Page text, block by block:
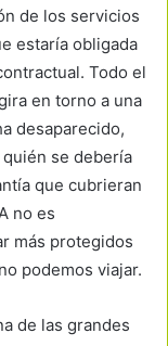
de los servicios
estaría obligada
Todo el
en torno a una
desaparecido,
se debería
que cubrieran
no es
más protegidos
podemos viajar.
de las grandes